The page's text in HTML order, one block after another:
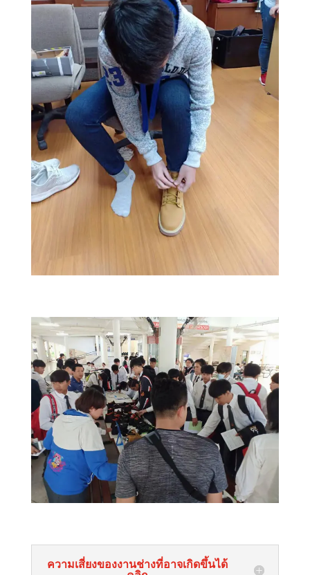
ความเสี่ยงของงานช่างที่อาจเกิดขึ้นได้